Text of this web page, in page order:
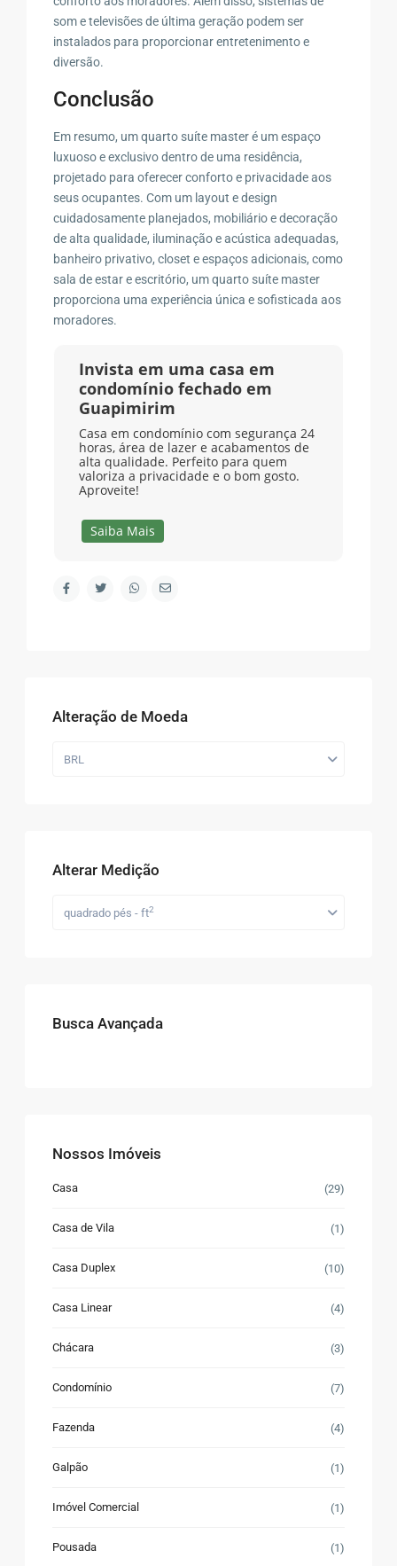
som e televisões de última geração podem ser
instalados para proporcionar entretenimento e
diversão.
Conclusão
Em resumo, um quarto suíte master é um espaço
luxuoso e exclusivo dentro de uma residência,
projetado para oferecer conforto e privacidade aos
seus ocupantes. Com um layout e design
cuidadosamente planejados, mobiliário e decoração
de alta qualidade, iluminação e acústica adequadas,
banheiro privativo, closet e espaços adicionais, como
sala de estar e escritório, um quarto suíte master
proporciona uma experiência única e sofisticada aos
moradores.
Invista em uma casa em
condomínio fechado em
Guapimirim
Casa em condomínio com segurança 24
horas, área de lazer e acabamentos de
alta qualidade. Perfeito para quem
valoriza a privacidade e o bom gosto.
Aproveite!
Saiba Mais
Alteração de Moeda
BRL
Alterar Medição
quadrado pés - ft2
Busca Avançada
Nossos Imóveis
Casa (29)
Casa de Vila (1)
Casa Duplex (10)
Casa Linear (4)
Chácara (3)
Condomínio (7)
Fazenda (4)
Galpão (1)
Imóvel Comercial (1)
Pousada (1)